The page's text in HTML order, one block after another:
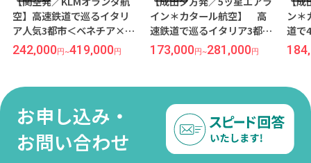
空】高速鉄道で巡るイタリ
ア人気3都市＜ベネチア×フ
ィレンツェ×ローマ＞8日間
（価格重視ホテル利用）
242,000円~419,000円
イン＊カタール航空】 高
速鉄道で巡るイタリア3都市
＜ローマ×フィレンツェ×
ベネチア＞8日間（価格重視
173,000円~281,000円
ン＊
道で
フリ
ー
重視
お申し込み・
お問い合わせ